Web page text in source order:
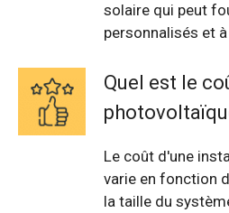
solaire qui peut
personnalisés et
Quel est le
Le coût d'une
varie en fonction
la taille du